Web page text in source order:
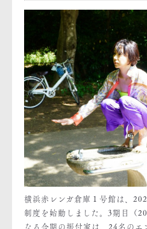
横浜赤レンガ倉庫１号館は、
制度を始動しました。3期目（
なる今期の振付家は、24名の